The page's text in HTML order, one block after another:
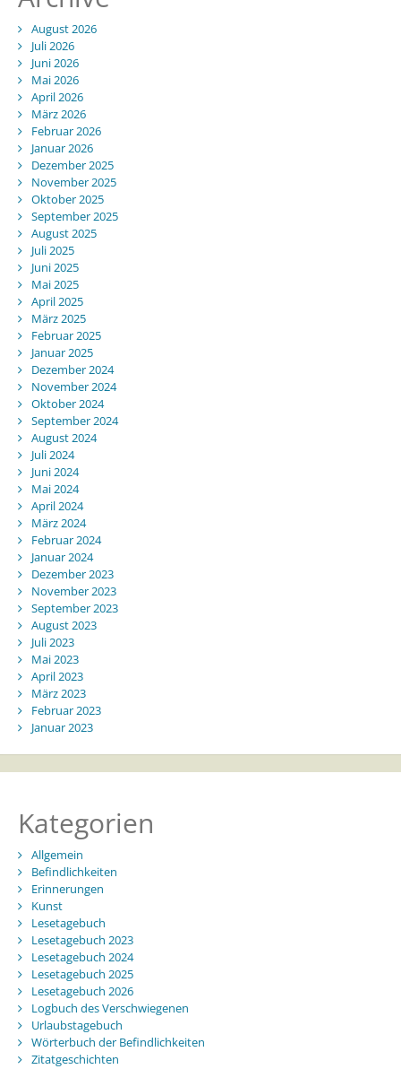
August 2026
Juli 2026
Juni 2026
Mai 2026
April 2026
März 2026
Februar 2026
Januar 2026
Dezember 2025
November 2025
Oktober 2025
September 2025
August 2025
Juli 2025
Juni 2025
Mai 2025
April 2025
März 2025
Februar 2025
Januar 2025
Dezember 2024
November 2024
Oktober 2024
September 2024
August 2024
Juli 2024
Juni 2024
Mai 2024
April 2024
März 2024
Februar 2024
Januar 2024
Dezember 2023
November 2023
September 2023
August 2023
Juli 2023
Mai 2023
April 2023
März 2023
Februar 2023
Januar 2023
Kategorien
Allgemein
Befindlichkeiten
Erinnerungen
Kunst
Lesetagebuch
Lesetagebuch 2023
Lesetagebuch 2024
Lesetagebuch 2025
Lesetagebuch 2026
Logbuch des Verschwiegenen
Urlaubstagebuch
Wörterbuch der Befindlichkeiten
Zitatgeschichten